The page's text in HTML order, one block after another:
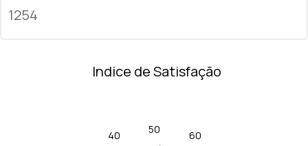
1254
Indice de Satisfação
40 50
60